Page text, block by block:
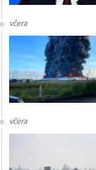
včera
včera